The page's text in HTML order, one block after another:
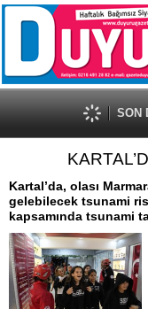
SON
Kartal’da, olası
gelebilecek tsunami
kapsamında tsunami